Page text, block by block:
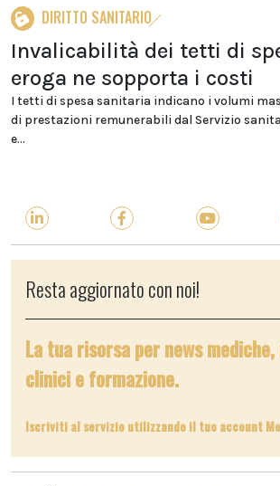
DIRITTO SANITARIO
Invalicabilità dei tetti di
eroga ne sopporta i costi
I tetti di spesa sanitaria indicano i volumi
di prestazioni remunerabili dal Servizio
e...
Resta aggiornato con noi!
La tua risorsa per news
clinici e formazione.
Iscriviti al servizio utilizzando il tuo account